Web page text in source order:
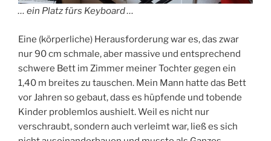
… ein Platz fürs Keyboard …
Eine (körperliche) Herausforderung war es, das zwar
nur 90 cm schmale, aber massive und entsprechend
schwere Bett im Zimmer meiner Tochter gegen ein
1,40 m breites zu tauschen. Mein Mann hatte das Bett
vor Jahren so gebaut, dass es hüpfende und tobende
Kinder problemlos aushielt. Weil es nicht nur
verschraubt, sondern auch verleimt war, ließ es sich